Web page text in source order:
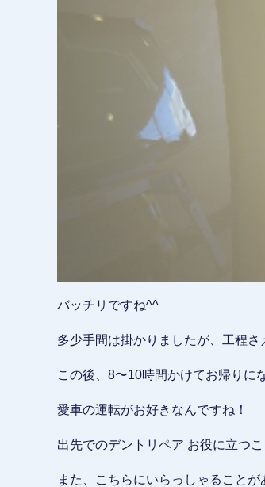
バッチリですね^^
多少手間は掛かりましたが、工程
この後、8〜10時間かけてお帰りに
愛車の運転がお好きなんですね！
出先でのデントリペア お役に立つ
また、こちらにいらっしゃることが